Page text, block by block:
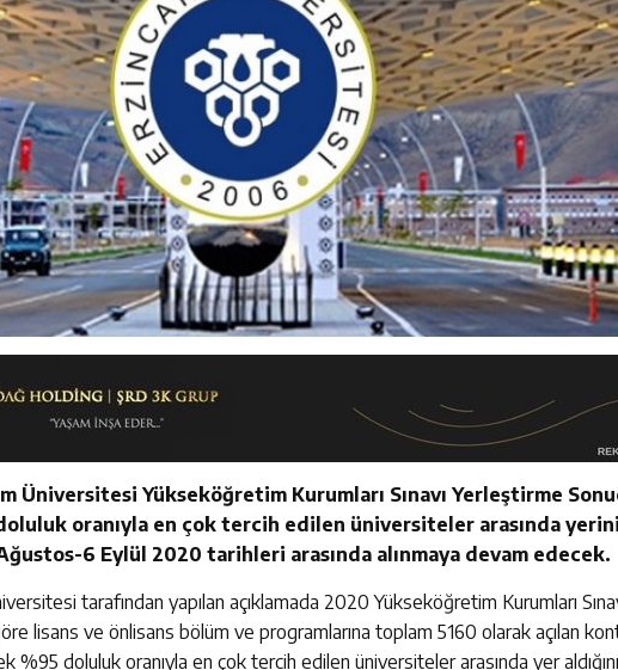
Üniversitesi Yükseköğretim Kurumları Sınavı Yerleştirme
oranıyla en çok tercih edilen üniversiteler arasında
6 Eylül 2020 tarihleri arasında alınmaya devam edecek.
tarafından yapılan açıklamada 2020 Yükseköğretim Kurumları
lisans ve önlisans bölüm ve programlarına toplam 5160 olarak açılan
%95 doluluk oranıyla en çok tercih edilen üniversiteler arasında yer aldığını